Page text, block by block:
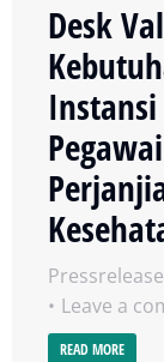
Desk
Pressrelease
Leave a
READ MORE